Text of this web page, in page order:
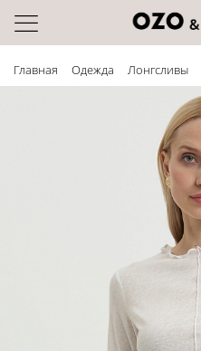
Главная Одежда Лонгсливы